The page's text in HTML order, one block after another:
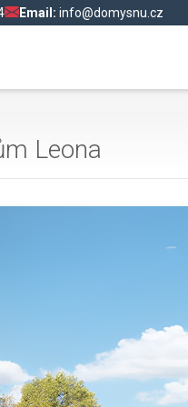
Email: info@domysnu.cz
Leona